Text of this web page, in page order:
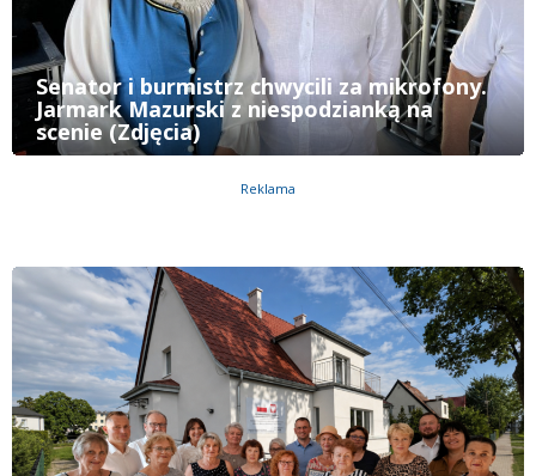
Senator i burmistrz chwycili za mikrofony.
Jarmark Mazurski z niespodzianką na
scenie (Zdjęcia)
Reklama